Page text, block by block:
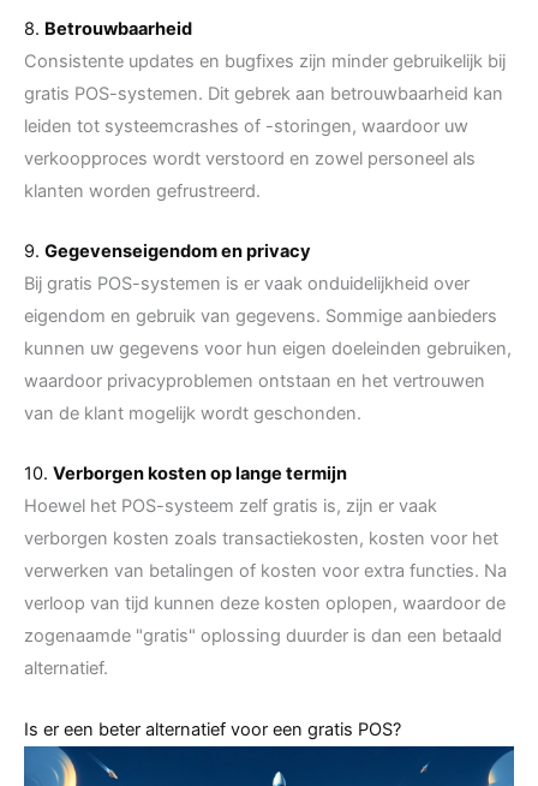
8. Betrouwbaarheid
Consistente updates en bugfixes zijn minder gebruikelijk bij
gratis POS-systemen. Dit gebrek aan betrouwbaarheid kan
leiden tot systeemcrashes of -storingen, waardoor uw
verkoopproces wordt verstoord en zowel personeel als
klanten worden gefrustreerd.
9. Gegevenseigendom en privacy
Bij gratis POS-systemen is er vaak onduidelijkheid over
eigendom en gebruik van gegevens. Sommige aanbieders
kunnen uw gegevens voor hun eigen doeleinden gebruiken,
waardoor privacyproblemen ontstaan en het vertrouwen
van de klant mogelijk wordt geschonden.
10. Verborgen kosten op lange termijn
Hoewel het POS-systeem zelf gratis is, zijn er vaak
verborgen kosten zoals transactiekosten, kosten voor het
verwerken van betalingen of kosten voor extra functies. Na
verloop van tijd kunnen deze kosten oplopen, waardoor de
zogenaamde "gratis" oplossing duurder is dan een betaald
alternatief.
Is er een beter alternatief voor een gratis POS?